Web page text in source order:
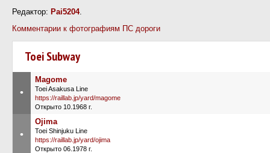
Редактор: Pai5204.
Комментарии к фотографиям ПС дороги
Toei Subway
•
Magome
Toei Asakusa Line
https://raillab.jp/yard/magome
Открыто 10.1968 г.
•
Ojima
Toei Shinjuku Line
https://raillab.jp/yard/ojima
Открыто 06.1978 г.